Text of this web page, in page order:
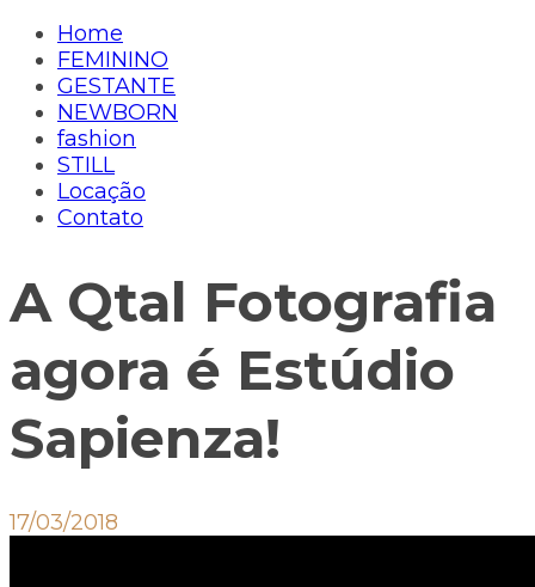
Home
FEMININO
GESTANTE
NEWBORN
fashion
STILL
Locação
Contato
A Qtal Fotografia
agora é Estúdio
Sapienza!
17/03/2018